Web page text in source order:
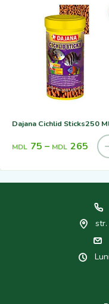
Dajana Cichlid Sticks250
MDL 75 – MDL 265
str.